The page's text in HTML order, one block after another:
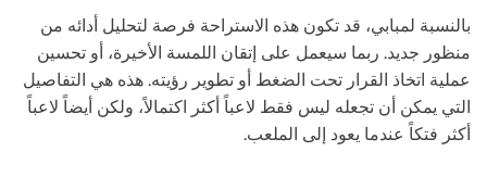
بالنسبة لمبابي، قد تكون هذه الاستراحة فرصة لتحليل أدائه من
منظور جديد. ربما سيعمل على إتقان اللمسة الأخيرة، أو تحسين
عملية اتخاذ القرار تحت الضغط أو تطوير رؤيته. هذه هي التفاصيل
التي يمكن أن تجعله ليس فقط لاعباً أكثر اكتمالاً، ولكن أيضاً لاعباً
أكثر فتكاً عندما يعود إلى الملعب.